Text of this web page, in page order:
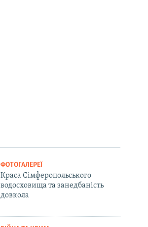
ФОТОГАЛЕРЕЇ
Краса Сімферопольського
водосховища та занедбаність
довкола